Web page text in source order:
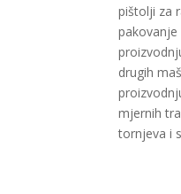
pištolji za
drugih
mjernih
tornjeva i